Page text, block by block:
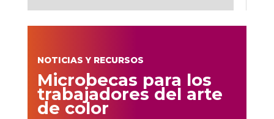
NOTICIAS Y RECURSOS
Microbecas para los
trabajadores del arte
de color